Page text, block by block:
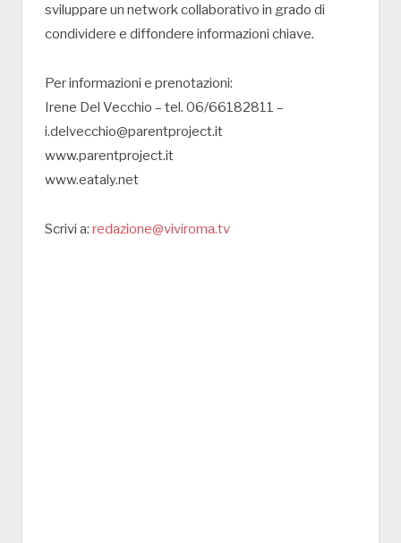
sviluppare un network collaborativo in grado di
condividere e diffondere informazioni chiave.
Per informazioni e prenotazioni:
Irene Del Vecchio – tel. 06/66182811 –
i.delvecchio@parentproject.it
www.parentproject.it
www.eataly.net
Scrivi a: redazione@viviroma.tv